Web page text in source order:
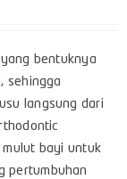
bentuknya
sehingga
langsung dari
mulut bayi untuk
pertumbuhan